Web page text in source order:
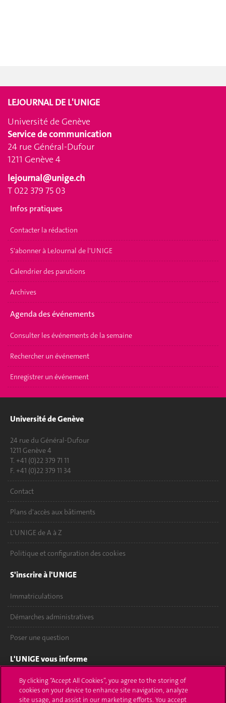
LEJOURNAL DE L'UNIGE
Université de Genève
Service de communication
24 rue Général-Dufour
1211 Genève 4
lejournal@unige.ch
T 022 379 75 03
Infos pratiques
Contacter la rédaction
S'abonner à LeJournal de l'UNIGE
Calendrier des parutions
Archives
Agenda des événements
Consulter les événements de la semaine
Rechercher un événement
Enregistrer un événement
Université de Genève
24 rue du Général-Dufour
1211 Genève 4
T. +41 (0)22 379 71 11
F. +41 (0)22 379 11 34
Contact
Plans d'accès aux bâtiments
L'UNIGE de A à Z
Politique et configuration des cookies
S'inscrire à l'UNIGE
Immatriculations
Démarches administratives
Poser une question
L'UNIGE vous informe
UNIGE Mobile
Médias
By clicking “Accept All Cookies”, you agree to the storing of
cookies on your device to enhance site navigation, analyze
site usage, and assist in our marketing efforts. You accept